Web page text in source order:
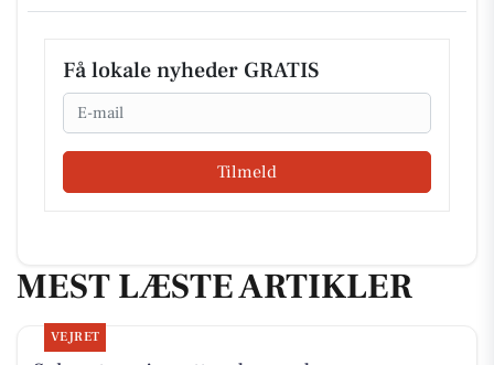
Få lokale nyheder GRATIS
Email
Tilmeld
MEST LÆSTE ARTIKLER
VEJRET